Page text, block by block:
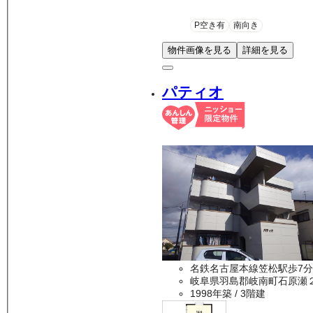
P空き有 南向き
物件画像を見る 詳細を見る
パティオ
名鉄名古屋本線笠松駅歩7分
岐阜県羽島郡岐南町石原瀬
1998年築 / 3階建